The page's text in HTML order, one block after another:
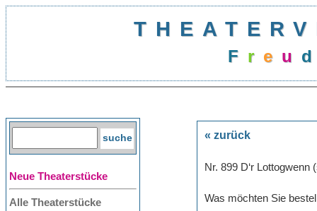
F r e u
Neue Theaterstücke
Alle Theaterstücke
« zurück
Nr. 899 D‘r
Was möchten Sie